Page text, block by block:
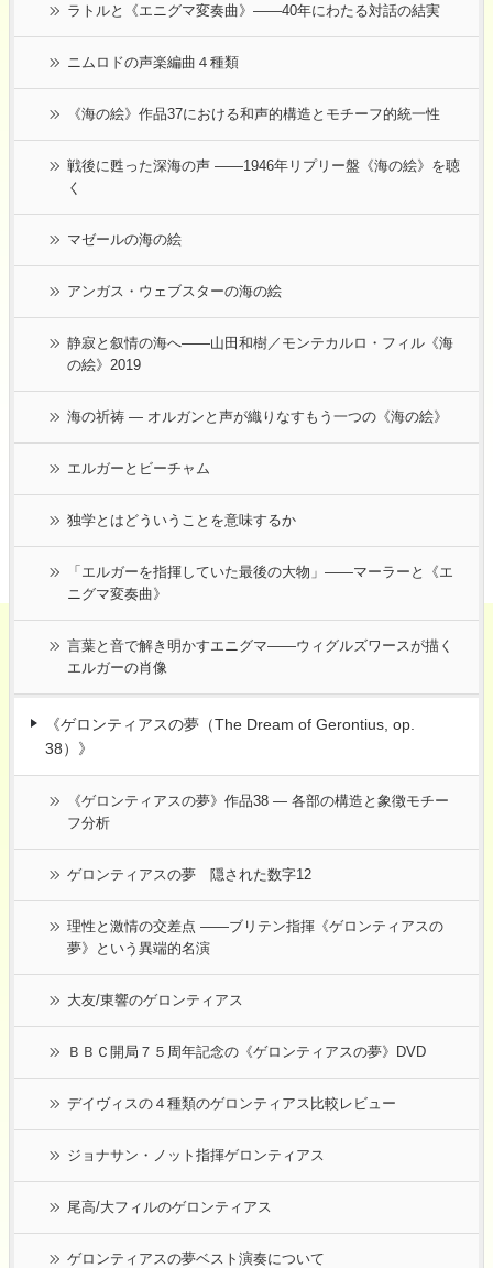
ラトルと《エニグマ変奏曲》――40年にわたる対話の結実
ニムロドの声楽編曲４種類
《海の絵》作品37における和声的構造とモチーフ的統一性
戦後に甦った深海の声 ――1946年リプリー盤《海の絵》を聴
く
マゼールの海の絵
アンガス・ウェブスターの海の絵
静寂と叙情の海へ――山田和樹／モンテカルロ・フィル《海
の絵》2019
海の祈祷 ― オルガンと声が織りなすもう一つの《海の絵》
エルガーとビーチャム
独学とはどういうことを意味するか
「エルガーを指揮していた最後の大物」――マーラーと《エ
ニグマ変奏曲》
言葉と音で解き明かすエニグマ――ウィグルズワースが描く
エルガーの肖像
《ゲロンティアスの夢（The Dream of Gerontius, op.
38）》
《ゲロンティアスの夢》作品38 ― 各部の構造と象徴モチー
フ分析
ゲロンティアスの夢 隠された数字12
理性と激情の交差点 ――ブリテン指揮《ゲロンティアスの
夢》という異端的名演
大友/東響のゲロンティアス
ＢＢＣ開局７５周年記念の《ゲロンティアスの夢》DVD
デイヴィスの４種類のゲロンティアス比較レビュー
ジョナサン・ノット指揮ゲロンティアス
尾高/大フィルのゲロンティアス
ゲロンティアスの夢ベスト演奏について